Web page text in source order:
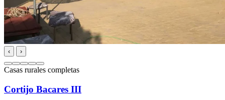
‹ ›
Casas rurales completas
Cortijo Bacares III